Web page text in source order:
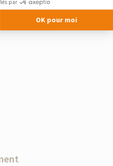
par
OK pour moi